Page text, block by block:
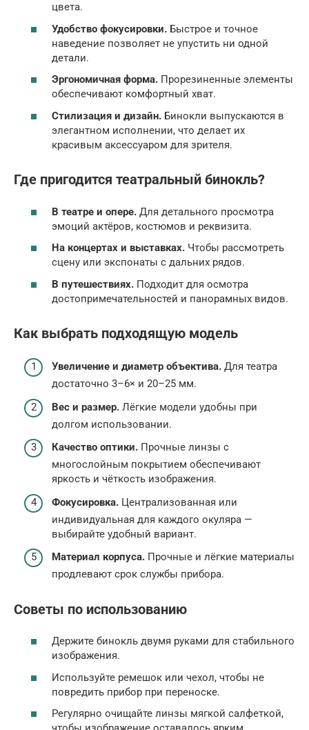
цвета.
Удобство фокусировки. Быстрое и точное
наведение позволяет не упустить ни одной
детали.
Эргономичная форма. Прорезиненные элементы
обеспечивают комфортный хват.
Стилизация и дизайн. Бинокли выпускаются в
элегантном исполнении, что делает их
красивым аксессуаром для зрителя.
Где пригодится театральный бинокль?
В театре и опере. Для детального просмотра
эмоций актёров, костюмов и реквизита.
На концертах и выставках. Чтобы рассмотреть
сцену или экспонаты с дальних рядов.
В путешествиях. Подходит для осмотра
достопримечательностей и панорамных видов.
Как выбрать подходящую модель
Увеличение и диаметр объектива. Для театра
достаточно 3–6× и 20–25 мм.
Вес и размер. Лёгкие модели удобны при
долгом использовании.
Качество оптики. Прочные линзы с
многослойным покрытием обеспечивают
яркость и чёткость изображения.
Фокусировка. Централизованная или
индивидуальная для каждого окуляра —
выбирайте удобный вариант.
Материал корпуса. Прочные и лёгкие материалы
продлевают срок службы прибора.
Советы по использованию
Держите бинокль двумя руками для стабильного
изображения.
Используйте ремешок или чехол, чтобы не
повредить прибор при переноске.
Регулярно очищайте линзы мягкой салфеткой,